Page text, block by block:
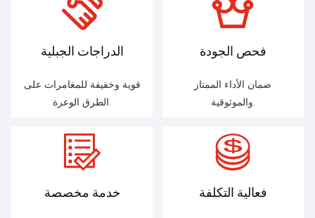
الدراجات الجبلية
قوية وخفيفة للمغامرات على
الطرق الوعرة.
فحص الجودة
ضمان الأداء الممتاز
والموثوقية.
خدمة مخصصة فعالية التكلفة